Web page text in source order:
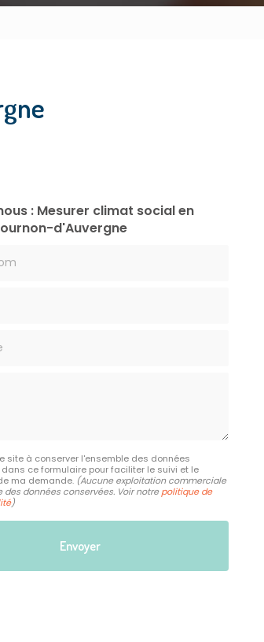
: Mesurer climat social en
d'Auvergne
site à conserver l'ensemble des données
ce formulaire pour faciliter le suivi et le
ma demande. (Aucune exploitation commerciale
des données conservées. Voir notrepolitique de
)